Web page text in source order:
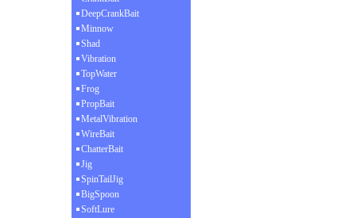
DeepCrankBait
Minnow
Shad
Vibration
TopWater
Frog
PropBait
MetalVibration
WireBait
ChatterBait
Jig
SpinTailJig
BigSpoon
SoftLure